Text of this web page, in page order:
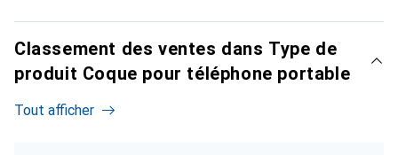
Classement des ventes dans Type de
produit Coque pour téléphone portable
Tout afficher